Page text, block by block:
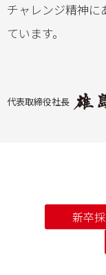
チャレンジ精神に
ています。
代表取締役社長
新卒